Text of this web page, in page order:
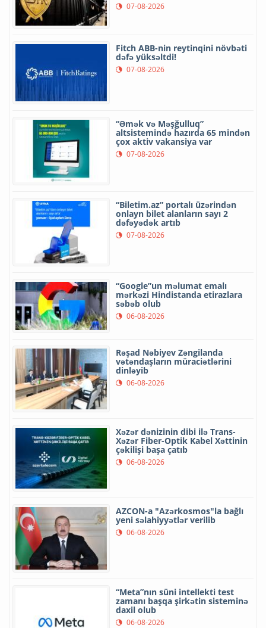
07-08-2026
Fitch ABB-nin reytinqini növbəti
dəfə yüksəltdi!
07-08-2026
“Əmək və Məşğulluq”
altsistemində hazırda 65 mindən
çox aktiv vakansiya var
07-08-2026
“Biletim.az” portalı üzərindən
onlayn bilet alanların sayı 2
dəfəyədək artıb
07-08-2026
“Google”un məlumat emalı
mərkəzi Hindistanda etirazlara
səbəb olub
06-08-2026
Rəşad Nəbiyev Zəngilanda
vətəndaşların müraciətlərini
dinləyib
06-08-2026
Xəzər dənizinin dibi ilə Trans-
Xəzər Fiber-Optik Kabel Xəttinin
çəkilişi başa çatıb
06-08-2026
AZCON-a "Azərkosmos"la bağlı
yeni səlahiyyətlər verilib
06-08-2026
“Meta”nın süni intellekti test
zamanı başqa şirkətin sisteminə
daxil olub
06-08-2026